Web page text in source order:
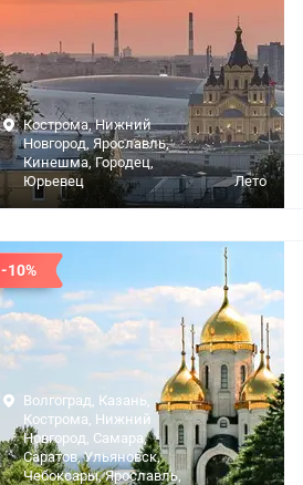
Кострома, Нижний
Новгород, Ярославль,
Кинешма, Городец,
Юрьевец
Лето
-10%
Волгоград, Казань,
Кострома, Нижний
Новгород, Самара,
Саратов, Ульяновск,
Чебоксары, Ярославль,